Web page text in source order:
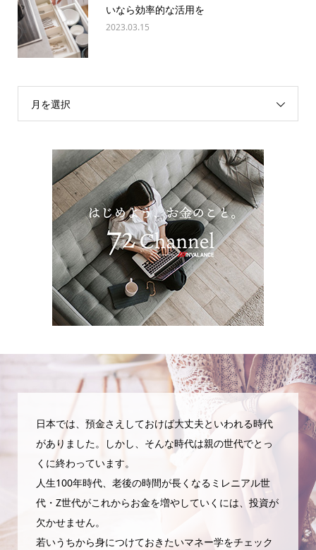
いなら効率的な活用を
2023.03.15
月を選択
日本では、預金さえしておけば大丈夫といわれる時代
がありました。しかし、そんな時代は親の世代でとっ
くに終わっています。
人生100年時代、老後の時間が長くなるミレニアル世
代・Z世代がこれからお金を増やしていくには、投資が
欠かせません。
若いうちから身につけておきたいマネー学をチェック